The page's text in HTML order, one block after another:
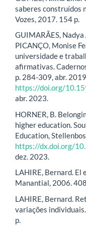
saberes construídos
Vozes, 2017. 154 p.
GUIMARÃES,
PICANÇO, Monise
universidade e
afirmativas.
p. 284-309, abr.
https://doi.org/
abr. 2023.
HORNER, B.
higher education.
Education,
https://dx.doi.org/
dez. 2023.
LAHIRE, Bernard. El
Manantial, 2006.
LAHIRE, Bernard.
variações
p.